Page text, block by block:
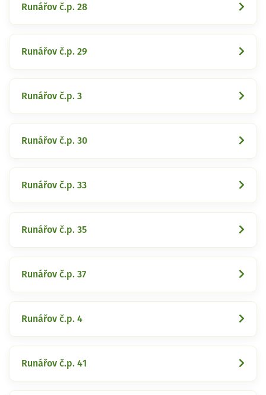
Runářov č.p. 28
Runářov č.p. 29
Runářov č.p. 3
Runářov č.p. 30
Runářov č.p. 33
Runářov č.p. 35
Runářov č.p. 37
Runářov č.p. 4
Runářov č.p. 41